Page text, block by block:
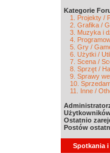
Kategorie
1. Projekty /
2. Grafika /
3. Muzyka i
4.
5. Gry /
6. Użytki /
7. Scena /
8. Sprzęt /
9. Sprawy
10.
11. Inne /
Ostatnio
Postów
Spotkania